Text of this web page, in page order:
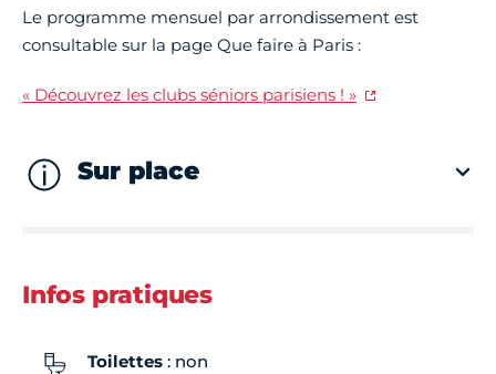
Le programme mensuel par arrondissement est
consultable sur la page Que faire à Paris :
« Découvrez les clubs séniors parisiens ! »
Sur place
Infos pratiques
Toilettes : non